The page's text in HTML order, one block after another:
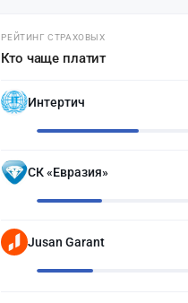
РЕЙТИНГ СТРАХОВЫХ
Кто чаще платит
Интертич
СК «Евразия»
Jusan Garant